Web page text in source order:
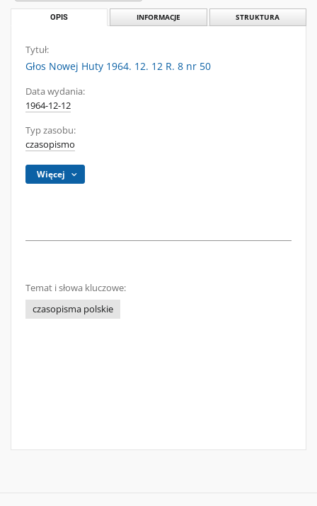
OPIS INFORMACJE STRUKTURA
Tytuł:
Głos Nowej Huty 1964. 12. 12 R. 8 nr 50
Data wydania:
1964-12-12
Typ zasobu:
czasopismo
Więcej
Temat i słowa kluczowe:
czasopisma polskie